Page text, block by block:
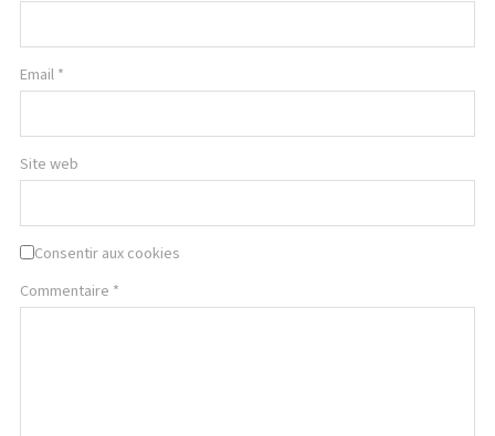
Email *
Site web
Consentir aux cookies
Commentaire *